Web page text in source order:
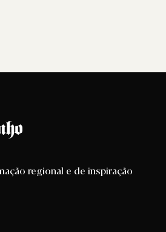
regional e de inspiração